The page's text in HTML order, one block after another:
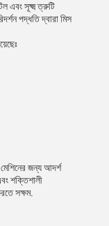
এবং সূক্ষ্ম ত্রুটি
পদ্ধতি দ্বারা মিস
জন্য আদর্শ
শক্তিশালী
সক্ষম.